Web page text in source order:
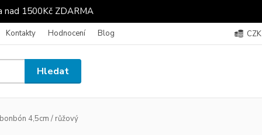
nad 1500Kč ZDARMA
Kontakty Hodnocení Blog
Hledat
4,5cm / růžový